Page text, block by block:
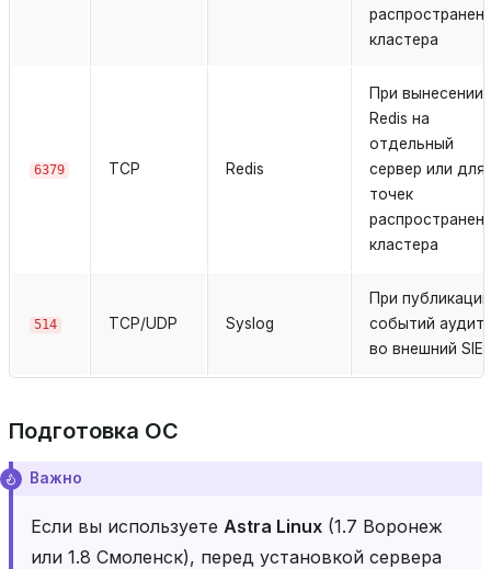
кластера
6379 TCP Redis
При вынесении
Redis на
отдельный
сервер или для
точек
кластера
514 TCP/UDP Syslog
При публикации
событий
во внешний
Подготовка ОС
Важно
Если вы используете Astra Linux (1.7 Воронеж
или 1.8 Смоленск), перед установкой сервера